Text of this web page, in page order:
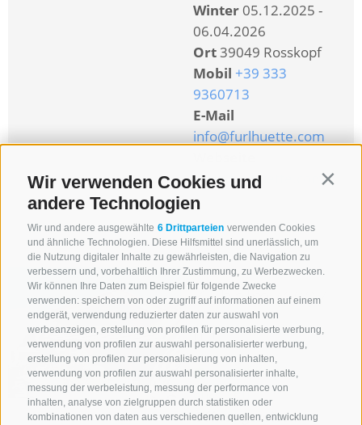
Wir verwenden Cookies und
andere Technologien
Wir und andere ausgewählte 6 Drittparteien verwenden Cookies
und ähnliche Technologien. Diese Hilfsmittel sind unerlässlich, um
die Nutzung digitaler Inhalte zu gewährleisten, die Navigation zu
verbessern und, vorbehaltlich Ihrer Zustimmung, zu Werbezwecken.
Wir können Ihre Daten zum Beispiel für folgende Zwecke
verwenden: speichern von oder zugriff auf informationen auf einem
endgerät, verwendung reduzierter daten zur auswahl von
werbeanzeigen, erstellung von profilen für personalisierte werbung,
verwendung von profilen zur auswahl personalisierter werbung,
erstellung von profilen zur personalisierung von inhalten,
verwendung von profilen zur auswahl personalisierter inhalte,
messung der werbeleistung, messung der performance von
inhalten, analyse von zielgruppen durch statistiken oder
kombinationen von daten aus verschiedenen quellen, entwicklung
Winter 05.12.2025 -
06.04.2026
Ort39049 Rosskopf
Mobil +39 333
9360713
E-Mail
info@furlhuette.com
www.furlhuette.com
mehr Infos
Kuhalm(1897
m)
Auf Karte
anzeigen
Öffnungszeiten: